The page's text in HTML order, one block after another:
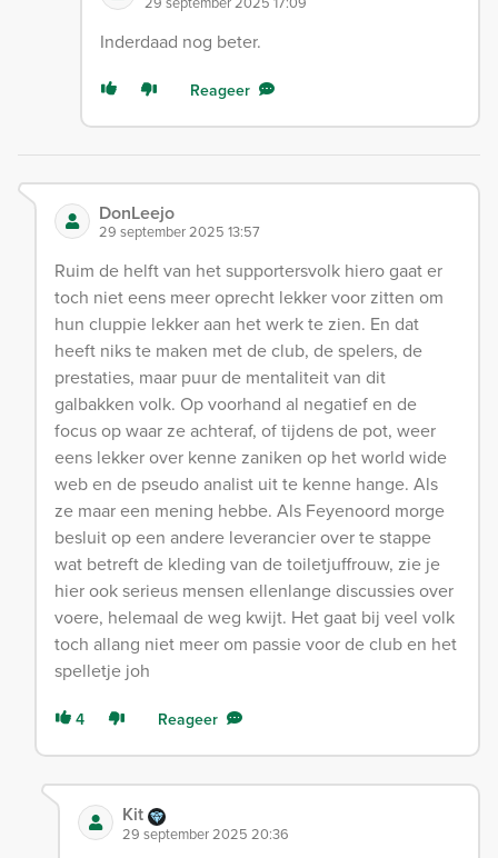
Inderdaad nog beter.
Reageer
DonLeejo
29 september 2025 13:57
Ruim de helft van het supportersvolk hiero gaat er
toch niet eens meer oprecht lekker voor zitten om
hun cluppie lekker aan het werk te zien. En dat
heeft niks te maken met de club, de spelers, de
prestaties, maar puur de mentaliteit van dit
galbakken volk. Op voorhand al negatief en de
focus op waar ze achteraf, of tijdens de pot, weer
eens lekker over kenne zaniken op het world wide
web en de pseudo analist uit te kenne hange. Als
ze maar een mening hebbe. Als Feyenoord morge
besluit op een andere leverancier over te stappe
wat betreft de kleding van de toiletjuffrouw, zie je
hier ook serieus mensen ellenlange discussies over
voere, helemaal de weg kwijt. Het gaat bij veel volk
toch allang niet meer om passie voor de club en het
spelletje joh
4 Reageer
Kit
29 september 2025 20:36